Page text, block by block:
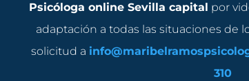
Psicóloga online Sevilla capital por
adaptación a todas las situaciones de
solicitud a
310